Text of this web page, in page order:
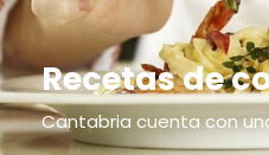
Recetas de
Cantabria cuenta con